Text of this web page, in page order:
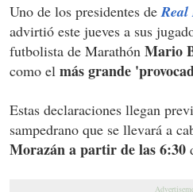
Uno de los presidentes deReal
advirtió este jueves a sus
futbolista de Marathón Mario
como el más grande
Estas declaraciones llegan
sampedrano que se llevará a
Morazán a partir de las 6:30